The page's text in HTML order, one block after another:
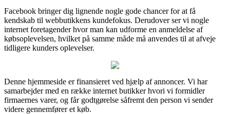
Facebook bringer dig lignende nogle gode chancer for at få
kendskab til webbutikkens kundefokus. Derudover ser vi nogle
internet foretagender hvor man kan udforme en anmeldelse af
købsoplevelsen, hvilket på samme måde må anvendes til at afveje
tidligere kunders oplevelser.
Denne hjemmeside er finansieret ved hjælp af annoncer. Vi har
samarbejder med en række internet butikker hvori vi formidler
firmaernes varer, og får godtgørelse såfremt den person vi sender
videre gennemfører et køb.